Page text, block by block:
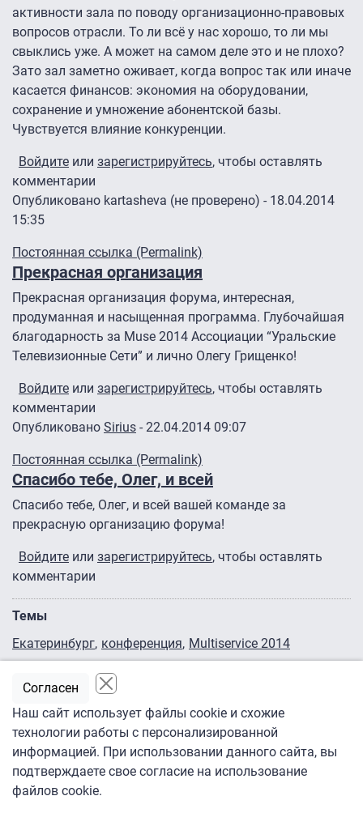
активности зала по поводу организационно-правовых
вопросов отрасли. То ли всё у нас хорошо, то ли мы
свыклись уже. А может на самом деле это и не плохо?
Зато зал заметно оживает, когда вопрос так или иначе
касается финансов: экономия на оборудовании,
сохранение и умножение абонентской базы.
Чувствуется влияние конкуренции.
Войдите или зарегистрируйтесь, чтобы оставлять
комментарии
Опубликовано kartasheva (не проверено) - 18.04.2014
15:35
Постоянная ссылка (Permalink)
Прекрасная организация
Прекрасная организация форума, интересная,
продуманная и насыщенная программа. Глубочайшая
благодарность за Muse 2014 Ассоциации “Уральские
Телевизионные Сети” и лично Олегу Грищенко!
Войдите или зарегистрируйтесь, чтобы оставлять
комментарии
Опубликовано Sirius - 22.04.2014 09:07
Постоянная ссылка (Permalink)
Спасибо тебе, Олег, и всей
Спасибо тебе, Олег, и всей вашей команде за
прекрасную организацию форума!
Войдите или зарегистрируйтесь, чтобы оставлять
комментарии
Темы
Екатеринбург конференция Multiservice 2014
Войдитеили зарегистрируйтесь
Поделиться:
Наш сайт использует файлы cookie и схожие
технологии работы с персонализированной
информацией. При использовании данного сайта, вы
подтверждаете свое согласие на использование
файлов cookie.
Согласен